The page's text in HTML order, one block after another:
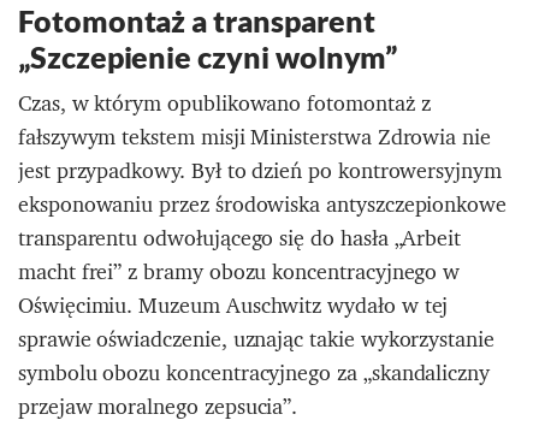
Fotomontaż a transparent
„Szczepienie czyni wolnym”
Czas, w którym opublikowano fotomontaż z
fałszywym tekstem misji Ministerstwa Zdrowia nie
jest przypadkowy. Był to dzień po kontrowersyjnym
eksponowaniu przez środowiska antyszczepionkowe
transparentu odwołującego się do hasła „Arbeit
macht frei” z bramy obozu koncentracyjnego w
Oświęcimiu. Muzeum Auschwitz wydało w tej
sprawie oświadczenie, uznając takie wykorzystanie
symbolu obozu koncentracyjnego za „skandaliczny
przejaw moralnego zepsucia”.